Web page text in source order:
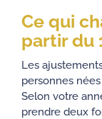
Ce qui
partir du
Les
personnes nées
Selon votre
prendre deux